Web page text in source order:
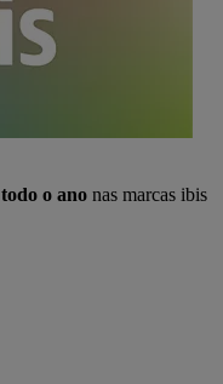
o ano nas marcas ibis